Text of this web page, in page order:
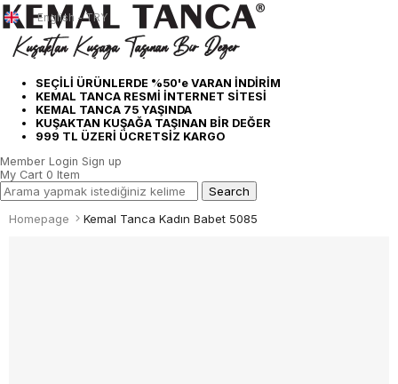
SEÇİLİ ÜRÜNLERDE %50'e VARAN İNDİRİM
KEMAL TANCA RESMİ İNTERNET SİTESİ
KEMAL TANCA 75 YAŞINDA
KUŞAKTAN KUŞAĞA TAŞINAN BİR DEĞER
999 TL ÜZERİ ÜCRETSİZ KARGO
English - TRY
Member Login Sign up
My Cart 0 Item
Homepage Kemal Tanca Kadın Babet 5085